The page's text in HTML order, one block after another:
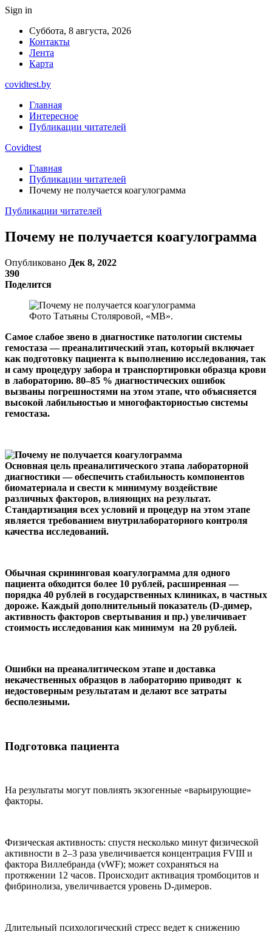
Sign in
Суббота, 8 августа, 2026
Контакты
Лента
Карта
covidtest.by
Главная
Интересное
Публикации читателей
Covidtest
Главная
Публикации читателей
Почему не получается коагулограмма
Публикации читателей
Почему не получается коагулограмма
Опубликовано Дек 8, 2022
390
Поделится
Фото Татьяны Столяровой, «МВ».
Самое слабое звено в диагностике патологии системы
гемостаза — преаналитический этап, который включает
как подготовку пациента к выполнению исследования, так
и саму процедуру забора и транспортировки образца крови
в лабораторию. 80–85 % диагностических ошибок
вызваны погрешностями на этом этапе, что объясняется
высокой лабильностью и многофакторностью системы
гемостаза.
Основная цель преаналитического этапа лабораторной
диагностики — обеспечить стабильность компонентов
биоматериала и свести к минимуму воздействие
различных факторов, влияющих на результат.
Стандартизация всех условий и процедур на этом этапе
является требованием внутрилабораторного контроля
качества исследований.
Обычная скрининговая коагулограмма для одного
пациента обходится более 10 рублей, расширенная —
порядка 40 рублей в государственных клиниках, в частных
дороже. Каждый дополнительный показатель (D-димер,
активность факторов свертывания и пр.) увеличивает
стоимость исследования как минимум на 20 рублей.
Ошибки на преаналитическом этапе и доставка
некачественных образцов в лабораторию приводят к
недостоверным результатам и делают все затраты
бесполезными.
Подготовка пациента
На результаты могут повлиять экзогенные «варьирующие»
факторы.
Физическая активность: спустя несколько минут физической
активности в 2–3 раза увеличивается концентрация FVIII и
фактора Виллебранда (vWF); может сохраняться на
протяжении 12 часов. Происходит активация тромбоцитов и
фибринолиза, увеличивается уровень D-димеров.
Длительный психологический стресс ведет к снижению